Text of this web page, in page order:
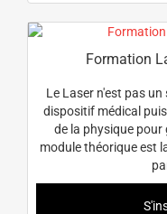
Formation
Le Laser n'est pas
dispositif médical
de la physique
module théorique est